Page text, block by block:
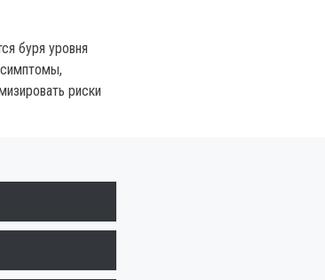
буря уровня
симптомы,
риски